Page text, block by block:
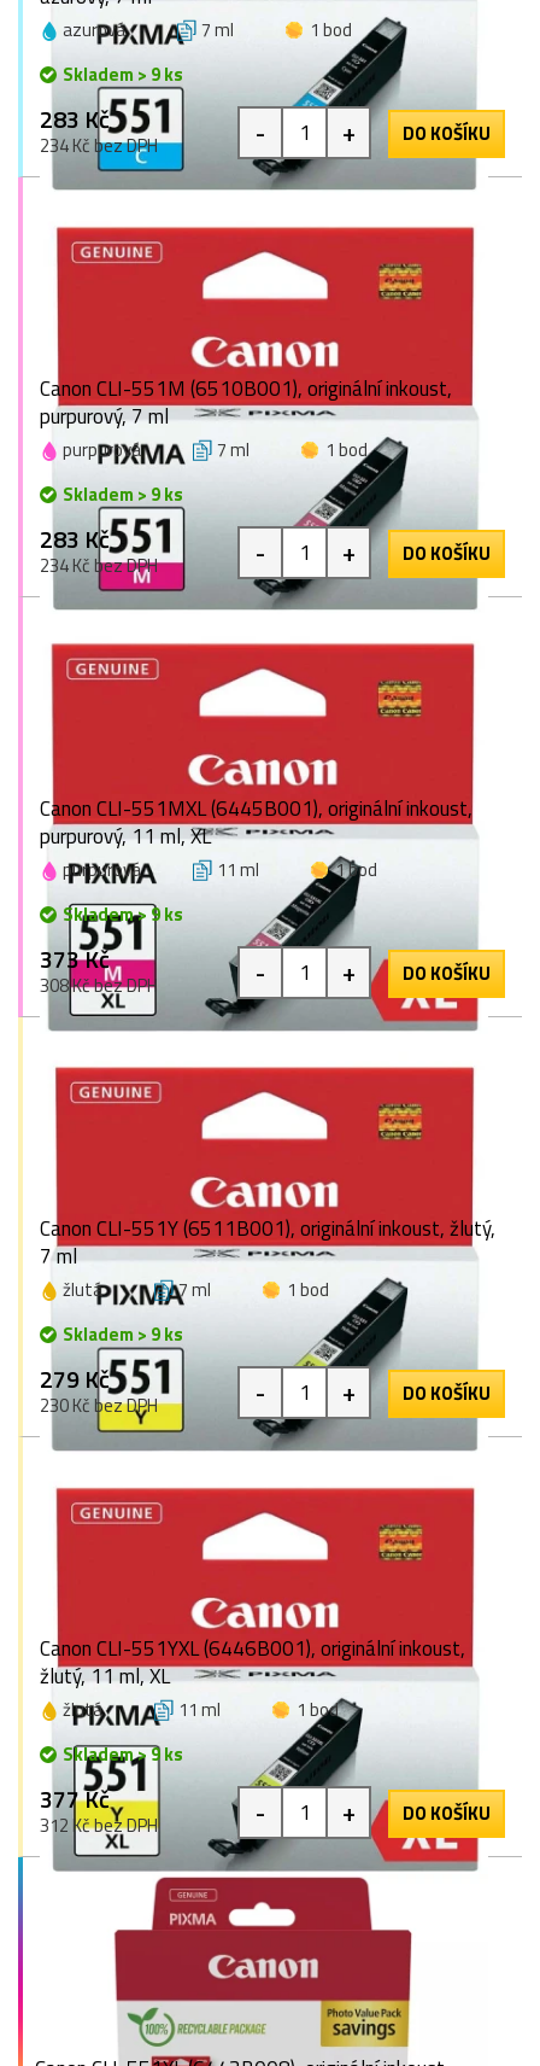
azurová 7 ml
1 bod
Skladem > 9 ks
283 Kč
234 Kč bez DPH - + DO KOŠÍKU
Canon CLI-551M (6510B001), originální inkoust,
purpurový, 7 ml
purpurová 7 ml
1 bod
Skladem > 9 ks
283 Kč
234 Kč bez DPH - + DO KOŠÍKU
Canon CLI-551MXL (6445B001), originální inkoust,
purpurový, 11 ml, XL
purpurová 11 ml
1 bod
Skladem > 9 ks
373 Kč
308 Kč bez DPH - + DO KOŠÍKU
Canon CLI-551Y (6511B001), originální inkoust, žlutý,
7 ml
žlutá 7 ml
1 bod
Skladem > 9 ks
279 Kč
230 Kč bez DPH - + DO KOŠÍKU
Canon CLI-551YXL (6446B001), originální inkoust,
žlutý, 11 ml, XL
žlutá 11 ml
1 bod
Skladem > 9 ks
377 Kč
312 Kč bez DPH - + DO KOŠÍKU